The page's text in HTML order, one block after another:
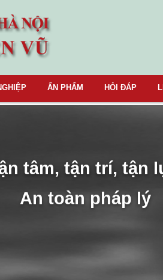
ẤN PHẨM HỎI ĐÁP
tâm, tận trí, tận
An toàn pháp lý